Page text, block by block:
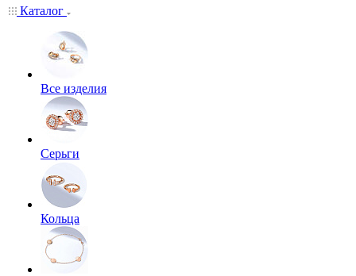
Каталог
Все изделия
Серьги
Кольца